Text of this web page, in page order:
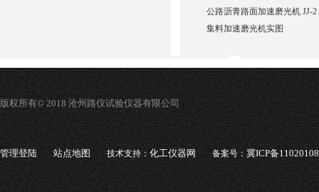
公路沥青路面加速磨光机 JJ-2
集料加速磨光机实图
版权所有© 2018 沧州路仪试验仪器有限公司
管理登陆 站点地图 技术支持：化工仪器网 备案号：冀ICP备